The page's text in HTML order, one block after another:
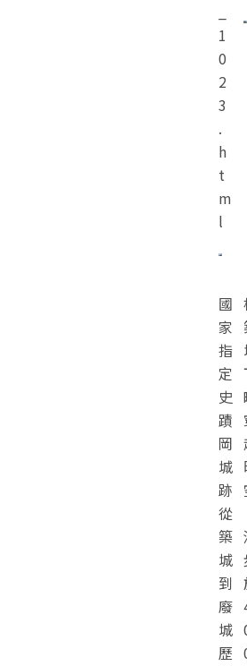
1
0
2
3
.
h
t
m
l
國
家
指
定
史
蹟
岡
城
跡
從
築
城
到
廢
城
歷